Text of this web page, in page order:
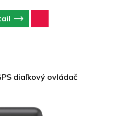
diaľkový ovládač